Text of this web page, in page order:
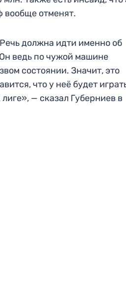
вообще отменят.
должна идти именно об
ведь по чужой машине
состоянии. Значит, это
что у неё будет
— сказал Губерниев в